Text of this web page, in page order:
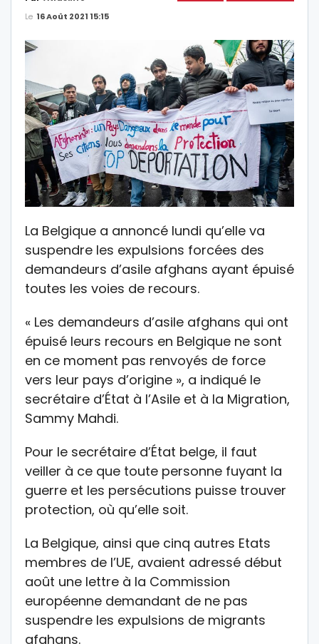
Le 16 Août 2021 15:15
La Belgique a annoncé lundi qu’elle va
suspendre les expulsions forcées des
demandeurs d’asile afghans ayant épuisé
toutes les voies de recours.
« Les demandeurs d’asile afghans qui ont
épuisé leurs recours en Belgique ne sont
en ce moment pas renvoyés de force
vers leur pays d’origine », a indiqué le
secrétaire d’État à l’Asile et à la Migration,
Sammy Mahdi.
Pour le secrétaire d’État belge, il faut
veiller à ce que toute personne fuyant la
guerre et les persécutions puisse trouver
protection, où qu’elle soit.
La Belgique, ainsi que cinq autres Etats
membres de l’UE, avaient adressé début
août une lettre à la Commission
européenne demandant de ne pas
suspendre les expulsions de migrants
afghans.